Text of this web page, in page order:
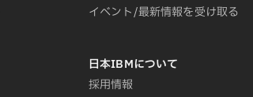
イベント/最新情報を受け取る
採用情報